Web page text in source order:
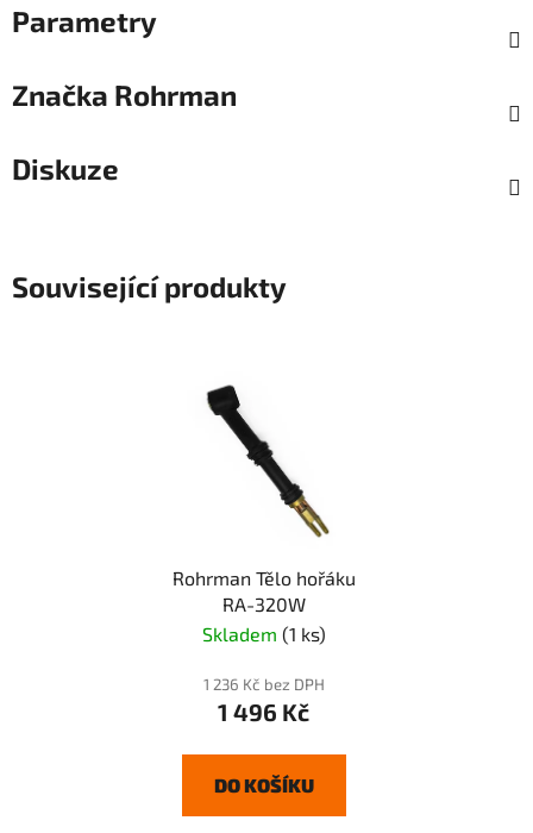
Parametry
Značka Rohrman
Diskuze
Související produkty
Rohrman Tělo hořáku
RA-320W
Skladem (1 ks)
1 236 Kč bez DPH
1 496 Kč
DO KOŠÍKU